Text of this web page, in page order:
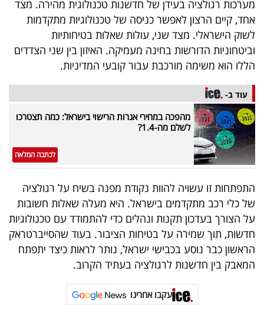
אדום
פרסמו
עקבו
אחרינו:
מערכות רגולציה בעידן של חדשנות טכנולוגית מהירה. מצד
אחד, קיים הרצון לאפשר כניסה של טכנולוגיות מתקדמות
לשוק הישראלי. מצד שני, עולות שאלות בטיחותיות
וביטחוניות הדורשות בחינה מעמיקה. האיזון בין שני הצדדים
הללו הוא משימה מורכבת עבור קובעי המדיניות.
עוד ב-
מהפכה במחירי אגרות הרישוי בישראל: כמה תצטרכו
לשלם מה-1.4?
לכתבה המלאה
התפתחות זו עשויה להוות נקודת מפנה בשיח על רגולציה
של כלי רכב מתקדמים בישראל. היא מעלה שאלות חשובות
על הצורך בעדכון תקנות ונהלים כדי להתמודד עם טכנולוגיות
חדשות, תוך שמירה על בטיחות הציבור. בעוד שהסייברטראק
הראשון כבר נוסע בכבישי ישראל, נותר לראות כיצד יתפתח
המאבק בין חדשנות לרגולציה בעתיד הקרוב.
עקבו אחרינו